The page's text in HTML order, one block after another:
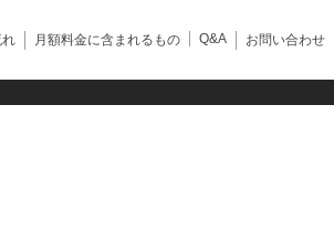
れ 月額料金に含まれるもの Q&A お問い合わせ